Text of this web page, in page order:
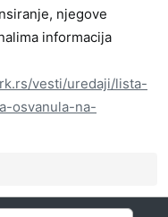
njegove
informacija
vesti/uredaji/lista-
osvanula-na-